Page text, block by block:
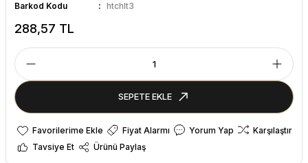
Barkod Kodu
htchlt3
288,57 TL
SEPETE EKLE
Fiyat Alarmı Yorum Yap
Karşılaştır
Tavsiye Et
Ürünü Paylaş